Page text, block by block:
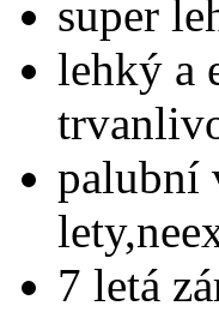
super
lehký a
palubní
7 letá